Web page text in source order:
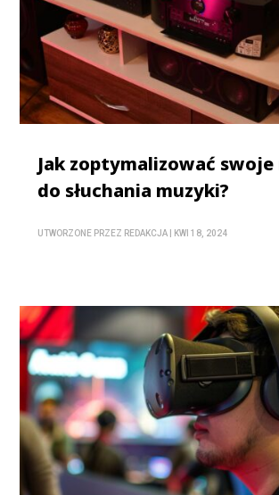
Jak zoptymalizować
do słuchania muzyki?
UTWORZONE PRZEZ REDAKCJA KWI 18, 2024